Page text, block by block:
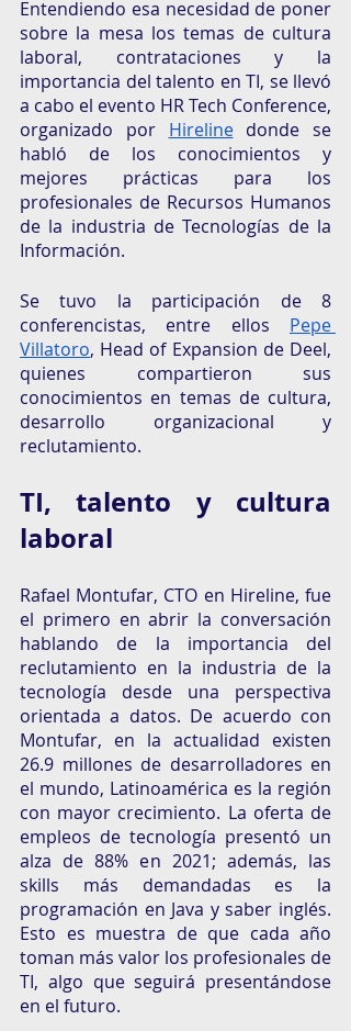
Entendiendo esa necesidad de poner
sobre la mesa los temas de cultura
laboral, contrataciones y la
importancia del talento en TI, se llevó
a cabo el evento HR Tech Conference,
organizado por Hireline donde se
habló de los conocimientos y
mejores prácticas para los
profesionales de Recursos Humanos
de la industria de Tecnologías de la
Información.
Se tuvo la participación de 8
conferencistas, entre ellos Pepe
Villatoro, Head of Expansion de Deel,
quienes compartieron sus
conocimientos en temas de cultura,
desarrollo organizacional y
reclutamiento.
TI, talento y cultura
laboral
Rafael Montufar, CTO en Hireline, fue
el primero en abrir la conversación
hablando de la importancia del
reclutamiento en la industria de la
tecnología desde una perspectiva
orientada a datos. De acuerdo con
Montufar, en la actualidad existen
26.9 millones de desarrolladores en
el mundo, Latinoamérica es la región
con mayor crecimiento. La oferta de
empleos de tecnología presentó un
alza de 88% en 2021; además, las
skills más demandadas es la
programación en Java y saber inglés.
Esto es muestra de que cada año
toman más valor los profesionales de
TI, algo que seguirá presentándose
en el futuro.